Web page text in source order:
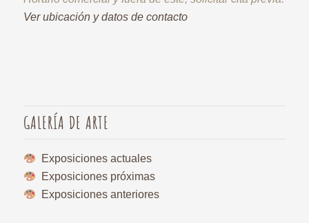
Ver ubicación y datos de contacto
GALERÍA DE ARTE
Exposiciones actuales
Exposiciones próximas
Exposiciones anteriores